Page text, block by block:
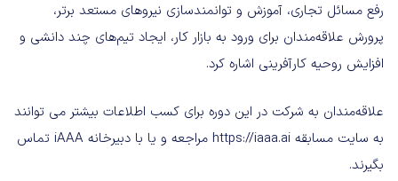
رفع مسائل تجاری، آموزش و توانمندسازی نیروهای مستعد برتر،
پرورش علاقه‌مندان برای ورود به بازار کار، ایجاد تیم‌های چند دانشی و
افزایش روحیه کارآفرینی اشاره کرد.
علاقه‌مندان به شرکت در این دوره برای کسب اطلاعات بیشتر می توانند
به سایت مسابقه https://iaaa.ai مراجعه و یا با دبیرخانه iAAA تماس
بگیرند.